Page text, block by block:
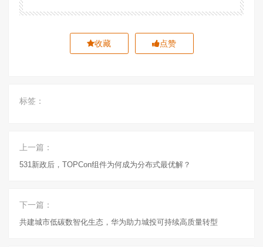
收藏 点赞
标签：
上一篇：
531新政后，TOPCon组件为何成为分布式最优解？
下一篇：
共建城市低碳数智化生态，华为助力城投可持续高质量转型